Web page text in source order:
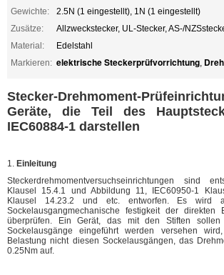
Gewichte:
2.5N (1 eingestellt), 1N (1 eingestellt)
Zusätze:
Allzweckstecker, UL-Stecker, AS-/
Material:
Edelstahl
Markieren: elektrische Steckerprüfvorrichtung,
Stecker-Drehmoment-
Geräte, die Teil des
IEC60884-1 darstellen
1. Einleitung
Steckerdrehmomentversuchseinrichtungen sind
Klausel 15.4.1 und Abbildung 11, IEC60950-1
Klausel 14.23.2 und etc. entworfen. Es wird
Sockelausgangmechanische festigkeit der direkten
überprüfen. Ein Gerät, das mit den Stiften sollen
Sockelausgänge eingeführt werden versehen
Belastung nicht diesen Sockelausgängen, das
0.25Nm auf.